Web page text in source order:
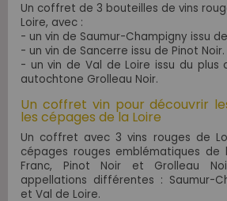
Un coffret de 3 bouteilles de vins
Loire, avec :
- un vin de Saumur-Champigny issu
- un vin de Sancerre issu de Pinot Noir.
- un vin de Val de Loire issu du plus
autochtone Grolleau Noir.
Un coffret vin pour découvrir
les cépages de la Loire
Un coffret avec 3 vins rouges de
cépages rouges emblématiques de
Franc, Pinot Noir et Grolleau
appellations différentes : Saumur-
et Val de Loire.